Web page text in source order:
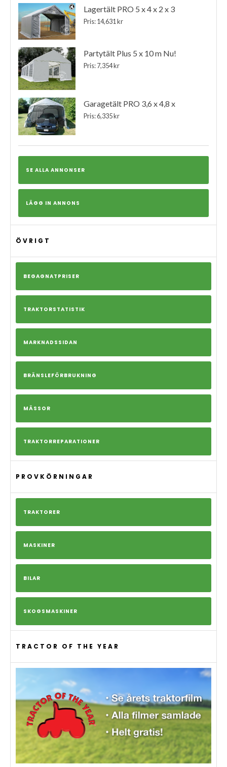
Lagertält PRO 5 x 4 x 2 x 3
Pris: 14,631 kr
Partytält Plus 5 x 10 m Nu!
Pris: 7,354 kr
Garagetält PRO 3,6 x 4,8 x
Pris: 6,335 kr
SE ALLA ANNONSER
LÄGG IN ANNONS
ÖVRIGT
BEGAGNATPRISER
TRAKTORSTATISTIK
MARKNADSSIDAN
BRÄNSLEFÖRBRUKNING
MÄSSOR
TRAKTORREPARATIONER
PROVKÖRNINGAR
TRAKTORER
MASKINER
BILAR
SKOGSMASKINER
TRACTOR OF THE YEAR